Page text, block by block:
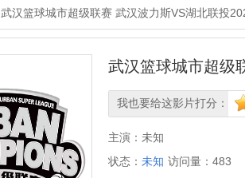
武汉篮球城市超级联赛 武汉波力斯VS湖北联投
武汉篮球城市超级
我也要给这影片打分：
很差较差还行推荐
主演： 未知
状态： 未知 访问量： 483